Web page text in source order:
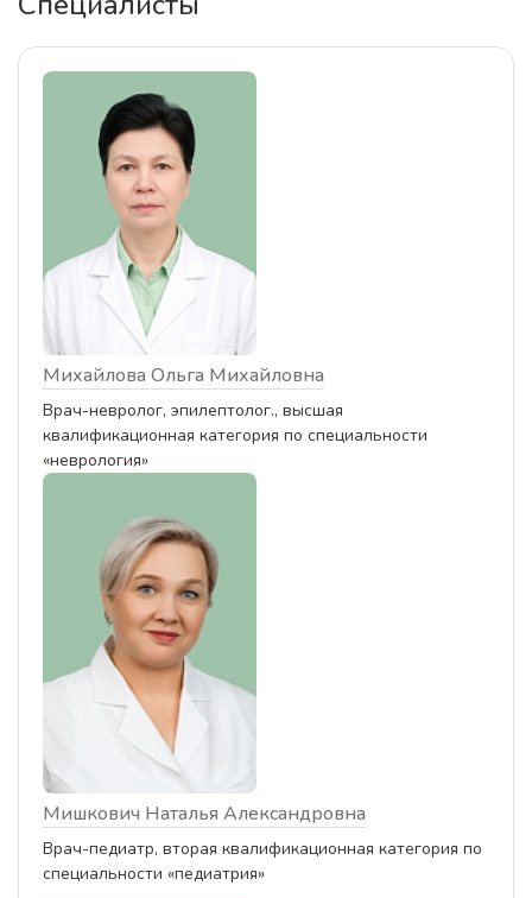
Михайлова Ольга Михайловна
Врач-невролог, эпилептолог., высшая
квалификационная категория по специальности
«неврология»
Мишкович Наталья Александровна
Врач-педиатр, вторая квалификационная категория по
специальности «педиатрия»